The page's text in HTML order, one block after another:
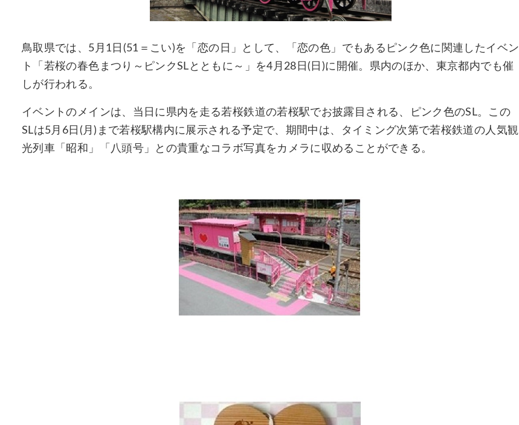
鳥取県では、5月1日(51＝こい)を「恋の日」として、「恋の色」でもあるピンク色に関連したイベン
ト「若桜の春色まつり～ピンクSLとともに～」を4月28日(日)に開催。県内のほか、東京都内でも催
しが行われる。
イベントのメインは、当日に県内を走る若桜鉄道の若桜駅でお披露目される、ピンク色のSL。この
SLは5月6日(月)まで若桜駅構内に展示される予定で、期間中は、タイミング次第で若桜鉄道の人気観
光列車「昭和」「八頭号」との貴重なコラボ写真をカメラに収めることができる。